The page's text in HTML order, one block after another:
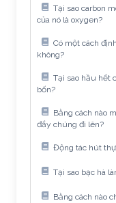
Tại sao carbon
của nó là oxygen?
Có một cách
không?
Tại sao hầu hết
bốn?
Bằng cách nào
đẩy chúng đi lên?
Động tác hút
Tại sao bạc hà
Bằng cách nào